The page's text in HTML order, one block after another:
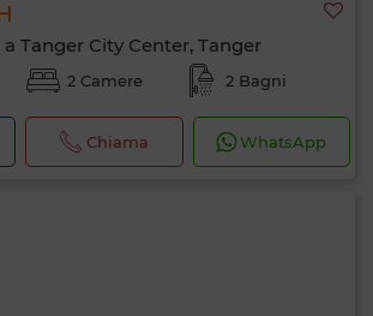
Tanger City Center, Tanger
2 Camere 2 Bagni
Chiama WhatsApp